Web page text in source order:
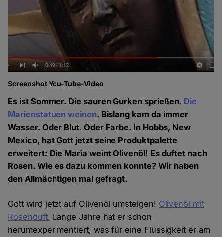
Screenshot You-Tube-Video
Es ist Sommer. Die sauren Gurken sprießen. Die
Marienstatuen weinen. Bislang kam da immer
Wasser. Oder Blut. Oder Farbe. In Hobbs, New
Mexico, hat Gott jetzt seine Produktpalette
erweitert: Die Maria weint Olivenöl! Es duftet nach
Rosen. Wie es dazu kommen konnte? Wir haben
den Allmächtigen mal gefragt.
Gott wird jetzt auf Olivenöl umsteigen! Olivenöl mit
Rosenduft. Lange Jahre hat er schon
herumexperimentiert, was für eine Flüssigkeit er am